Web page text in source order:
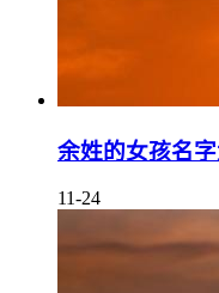
余姓的女孩名
11-24